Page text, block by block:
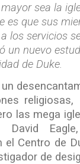
sea la
es que sus
los servicios
un nuevo
de Duke.
las mega
el Centro de
de